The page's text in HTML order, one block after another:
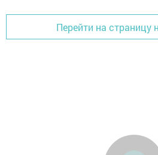
Перейти на страницу